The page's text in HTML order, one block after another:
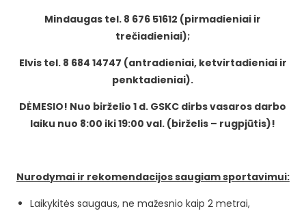
Mindaugas tel. 8 676 51612 (pirmadieniai ir
trečiadieniai);
Elvis tel. 8 684 14747 (antradieniai, ketvirtadieniai ir
penktadieniai).
DĖMESIO! Nuo birželio 1 d. GSKC dirbsvasaros darbo
laiku nuo 8:00 iki 19:00 val. (birželis – rugpjūtis)!
Nurodymai ir rekomendacijos saugiam sportavimui:
Laikykitės saugaus, ne mažesnio kaip 2 metrai,